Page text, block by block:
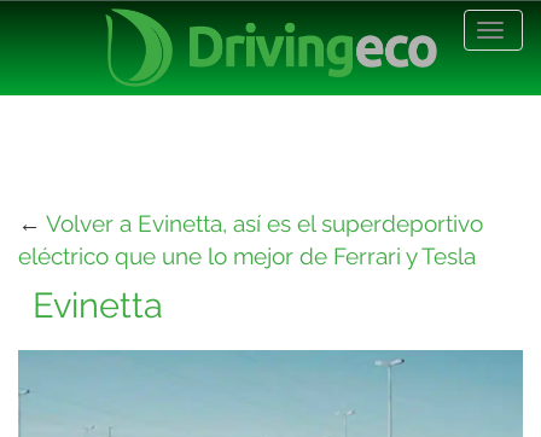
← Volver a Evinetta, así es el superdeportivo
eléctrico que une lo mejor de Ferrari y Tesla
Evinetta